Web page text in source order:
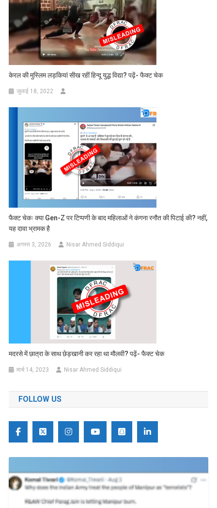
केरल की मुस्लिम लड़कियां सीख रहीं हिन्दू युद्ध विद्या? पढ़ें- फैक्ट चेक
जुलाई 18, 2022
फैक्ट चेकः क्या Gen-Z पर टिप्पणी के बाद महिलाओं ने कंगना रनौत की पिटाई की? नहीं,
यह दावा भ्रामक है
अगस्त 3, 2026 Nisar Ahmed Siddiqui
मदरसे में छात्रा के साथ छेड़खानी कर रहा था मौलवी? पढ़ें- फैक्ट चेक
मार्च 14, 2023 Nisar Ahmed Siddiqui
FOLLOW US